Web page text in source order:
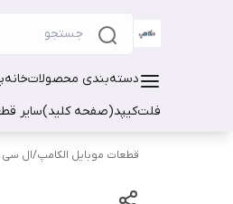
دسته‌بندی محصولاتخانه
فلتکیپد(صفحه کلید)سایر
قطعات موبایل الکامپ/ال سی